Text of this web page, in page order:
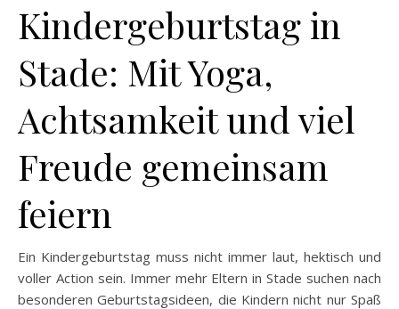
Kindergeburtstag in
Stade: Mit Yoga,
Achtsamkeit und viel
Freude gemeinsam
feiern
Ein Kindergeburtstag muss nicht immer laut, hektisch und
voller Action sein. Immer mehr Eltern in Stade suchen nach
besonderen Geburtstagsideen, die Kindern nicht nur Spaß